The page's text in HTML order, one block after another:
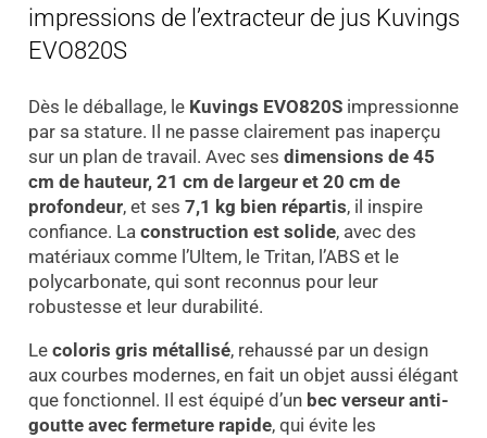
impressions de l’extracteur de jus Kuvings
EVO820S
Dès le déballage, le Kuvings EVO820Simpressionne
par sa stature. Il ne passe clairement pas inaperçu
sur un plan de travail. Avec ses dimensions de 45
cm de hauteur, 21 cm de largeur et 20 cm de
profondeur, et ses 7,1 kg bien répartis, il inspire
confiance. La construction est solide, avec des
matériaux comme l’Ultem, le Tritan, l’ABS et le
polycarbonate, qui sont reconnus pour leur
robustesse et leur durabilité.
Le coloris gris métallisé, rehaussé par un design
aux courbes modernes, en fait un objet aussi élégant
que fonctionnel. Il est équipé d’un bec verseur anti-
goutte avec fermeture rapide, qui évite les